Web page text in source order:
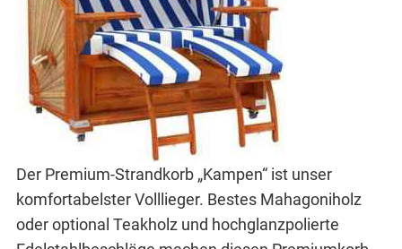
Der Premium-Strandkorb „Kampen“ ist unser
komfortabelster Volllieger. Bestes Mahagoniholz
oder optional Teakholz und hochglanzpolierte